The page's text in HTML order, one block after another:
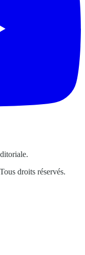
droits réservés.